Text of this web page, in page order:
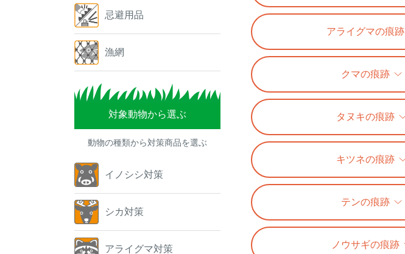
忌避用品
漁網
対象動物から選ぶ
動物の種類から対策商品を選ぶ
イノシシ対策
シカ対策
アライグマ対策
アライグマの痕跡
クマの痕跡
タヌキの痕跡
キツネの痕跡
テンの痕跡
ノウサギの痕跡